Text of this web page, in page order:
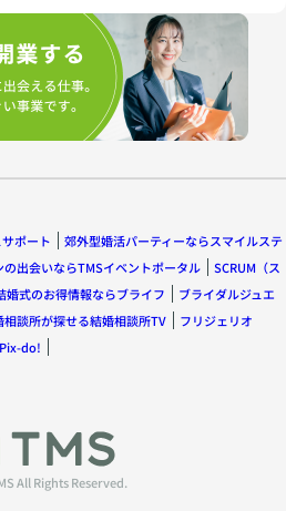
ポート
郊外型婚活パーティーならスマイルステ
出会いならTMSイベントポータル
SCRUM（ス
婚式のお得情報ならブライフ
ブライダルジュエ
相談所が探せる結婚相談所TV
フリジェリオ
do!
All Rights Reserved.